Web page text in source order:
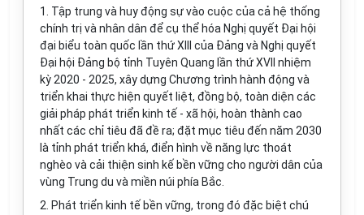
1. Tập trung và huy động sự vào cuộc của cả hệ thống
chính trị và nhân dân để cụ thể hóa Nghị quyết Đại hội
đại biểu toàn quốc lần thứ XIII của Đảng và Nghị quyết
Đại hội Đảng bộ tỉnh Tuyên Quang lần thứ XVII nhiệm
kỳ 2020 - 2025, xây dựng Chương trình hành động và
triển khai thực hiện quyết liệt, đồng bộ, toàn diện các
giải pháp phát triển kinh tế - xã hội, hoàn thành cao
nhất các chỉ tiêu đã đề ra; đặt mục tiêu đến năm 2030
là tỉnh phát triển khá, điển hình về năng lực thoát
nghèo và cải thiện sinh kế bền vững cho người dân của
vùng Trung du và miền núi phía Bắc.
2. Phát triển kinh tế bền vững, trong đó đặc biệt chú